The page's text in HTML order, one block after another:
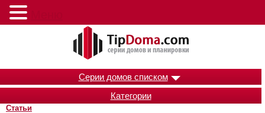
Серии домов списком
Категории
Статьи